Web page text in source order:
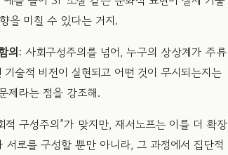
을 미칠 수 있다는 거지.
의: 사회구성주의를 넘어, 누구의 상상계가 주류
술적 비전이 실현되고 어떤 것이 무시되는지는
제라는 점을 강조해.
적 구성주의”가 맞지만, 재서노프는 이를 더 확장
서로를 구성할 뿐만 아니라, 그 과정에서 집단적